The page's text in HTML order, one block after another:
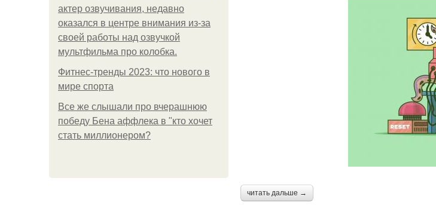
актер озвучивания, недавно
оказался в центре внимания из-за
своей работы над озвучкой
мультфильма про колобка.
Фитнес-тренды 2023: что нового в
мире спорта
Все же слышали про вчерашнюю
победу Бена аффлека в "кто хочет
стать миллионером?
читать дальше →